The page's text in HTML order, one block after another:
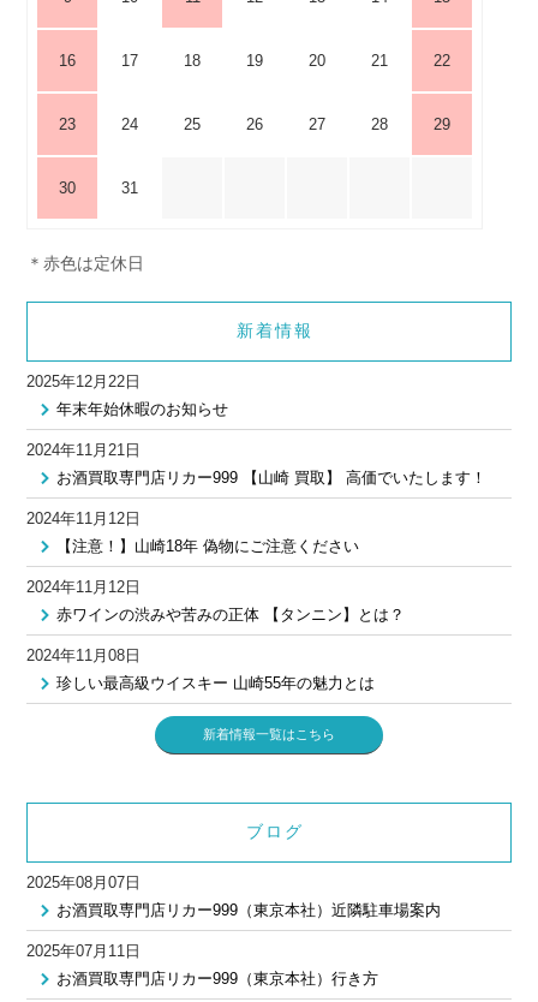
16 17 18 19 20 21 22
23 24 25 26 27 28 29
30 31
＊赤色は定休日
新着情報
2025年12月22日
年末年始休暇のお知らせ
2024年11月21日
お酒買取専門店リカー999 【山崎 買取】 高価でいたします！
2024年11月12日
【注意！】山崎18年 偽物にご注意ください
2024年11月12日
赤ワインの渋みや苦みの正体 【タンニン】とは？
2024年11月08日
珍しい最高級ウイスキー 山崎55年の魅力とは
新着情報一覧はこちら
ブログ
2025年08月07日
お酒買取専門店リカー999（東京本社）近隣駐車場案内
2025年07月11日
お酒買取専門店リカー999（東京本社）行き方